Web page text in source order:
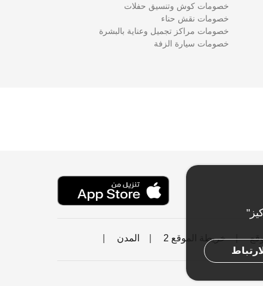
خصومات كوش وتنسيق حفلات
خصومات نقش حناء
خصومات مراكز تجميل وعناية بالبشرة
خصومات سيارة الزفة
خريطة الموقع 2 المدن